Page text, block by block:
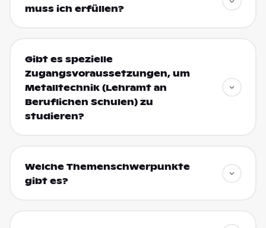
muss ich erfüllen?
Gibt es spezielle
Zugangsvoraussetzungen, um
Metalltechnik (Lehramt an
Beruflichen Schulen) zu
studieren?
Welche Themenschwerpunkte
gibt es?